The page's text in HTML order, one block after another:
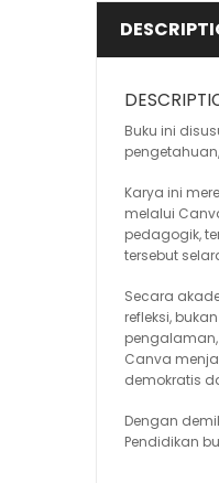
Buku ini
Karya ini
melalui
pedagogik,
tersebut
Secara
refleksi,
Canva
demokratis
Dengan
Pendidikan